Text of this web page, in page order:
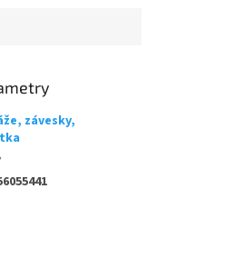
závesky,